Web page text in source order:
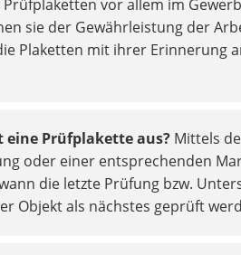
vor allem im
sie der Gewährleistung der
Plaketten mit ihrer Erinnerung
eine Prüfplakette aus? Mittels
oder einer entsprechenden
die letzte Prüfung bzw.
Objekt als nächstes geprüft